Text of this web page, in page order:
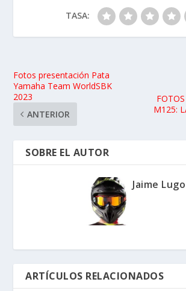
TASA:
Fotos presentación Pata
Yamaha Team WorldSBK
2023
ANTERIOR
M125:
SOBRE EL AUTOR
Jaime Lugo
ARTÍCULOS RELACIONADOS